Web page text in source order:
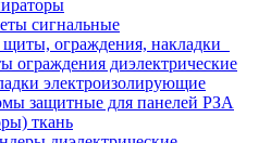
сигнальные
ограждения, накладки
ограждения диэлектрические
электроизолирующие
защитные для панелей РЗА
ткань